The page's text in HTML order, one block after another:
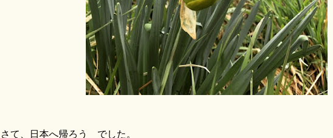
さて、日本へ帰ろう でした。